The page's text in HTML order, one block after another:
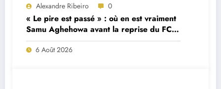
Alexandre Ribeiro 0
« Le pire est passé » : où en est vraiment
Samu Aghehowa avant la reprise du FC
Porto ?
6 Août 2026